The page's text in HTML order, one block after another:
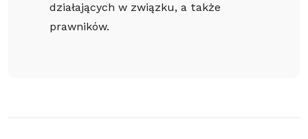
działających w związku, a także
prawników.